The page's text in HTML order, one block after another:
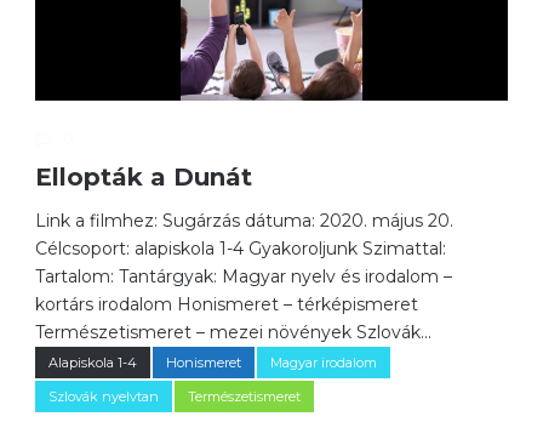
Ellopták a Dunát
Link a filmhez: Sugárzás dátuma: 2020. május 20.
Célcsoport: alapiskola 1-4 Gyakoroljunk Szimattal:
Tartalom: Tantárgyak: Magyar nyelv és irodalom –
kortárs irodalom Honismeret – térképismeret
Természetismeret – mezei növények Szlovák...
Alapiskola 1-4 Honismeret
Magyar irodalom
Szlovák nyelvtan
Természetismeret